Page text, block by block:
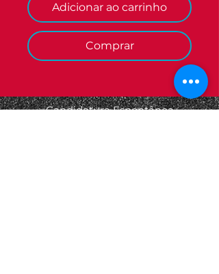
Adicionar ao carrinho
Comprar
Candidatura Espontânea